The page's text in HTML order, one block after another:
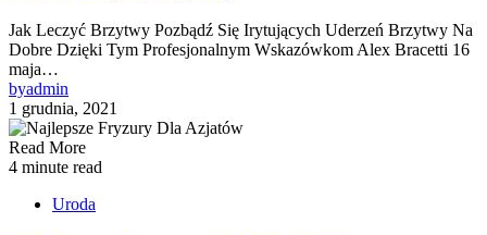
Jak Leczyć Brzytwy Pozbądź Się Irytujących Uderzeń Brzytwy Na
Dobre Dzięki Tym Profesjonalnym Wskazówkom Alex Bracetti 16
maja…
byadmin
1 grudnia, 2021
Read More
4 minute read
Uroda